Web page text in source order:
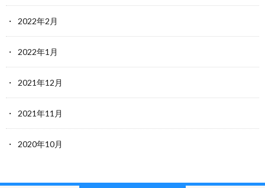
2022年2月
2022年1月
2021年12月
2021年11月
2020年10月